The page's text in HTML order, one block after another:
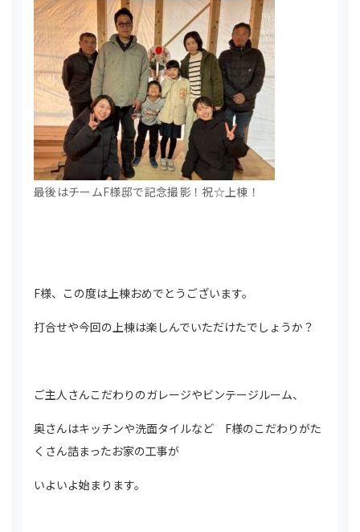
最後はチームF様邸で記念撮影！祝☆上棟！
F様、この度は上棟おめでとうございます。
打合せや今回の上棟は楽しんでいただけたでしょうか？
ご主人さんこだわりのガレージやビンテージルーム、
奥さんはキッチンや洗面タイルなど F様のこだわりがた
くさん詰まったお家の工事が
いよいよ始まります。